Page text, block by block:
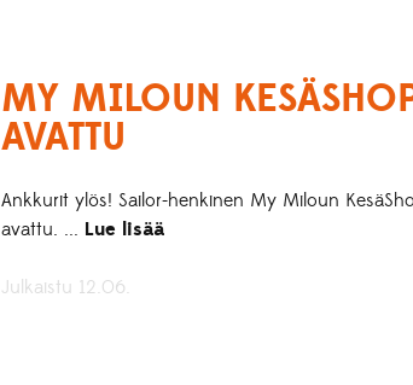
MY MILOUN
AVATTU
Ankkurit ylös! Sailor-henkinen My Miloun
avattu. ... Lue lisää
Julkaistu 12.06.